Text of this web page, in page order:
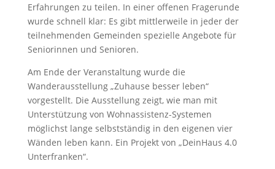
Erfahrungen zu teilen. In einer offenen Fragerunde
wurde schnell klar: Es gibt mittlerweile in jeder der
teilnehmenden Gemeinden spezielle Angebote für
Seniorinnen und Senioren.
Am Ende der Veranstaltung wurde die
Wanderausstellung „Zuhause besser leben“
vorgestellt. Die Ausstellung zeigt, wie man mit
Unterstützung von Wohnassistenz-Systemen
möglichst lange selbstständig in den eigenen vier
Wänden leben kann. Ein Projekt von „DeinHaus 4.0
Unterfranken“.